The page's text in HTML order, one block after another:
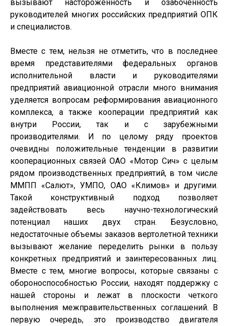
вызывают настороженность и озабоченность
руководителей многих российских предприятий ОПК
и специалистов.
Вместе с тем, нельзя не отметить, что в последнее
время представителями федеральных органов
исполнительной власти и руководителями
предприятий авиационной отрасли много внимания
уделяется вопросам реформирования авиационного
комплекса, а также кооперации предприятий как
внутри России, так и с зарубежными
производителями. И по целому ряду проектов
очевидны положительные тенденции в развитии
кооперационных связей ОАО «Мотор Сич» с целым
рядом производственных предприятий, в том числе
ММПП «Салют», УМПО, ОАО «Климов» и другими.
Такой конструктивный подход позволяет
задействовать весь научно-технологический
потенциал наших двух стран. Безусловно,
недостаточные объемы заказов вертолетной техники
вызывают желание переделить рынки в пользу
конкретных предприятий и заинтересованных лиц.
Вместе с тем, многие вопросы, которые связаны с
обороноспособностью России, находят поддержку с
нашей стороны и лежат в плоскости четкого
выполнения межправительственных соглашений. В
первую очередь, это производство двигателя